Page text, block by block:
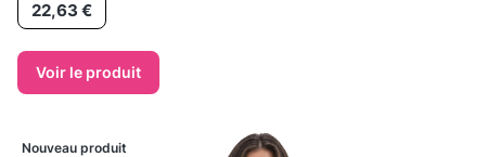
22,63 €
Voir le produit
Nouveau produit